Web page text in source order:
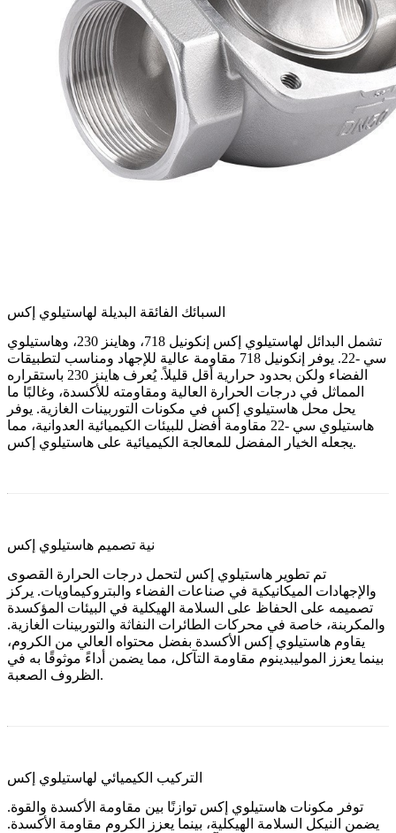
السبائك الفائقة البديلة لهاستيلوي إكس
تشمل البدائل لهاستيلوي إكس إنكونيل 718 ، وهاينز 230 ، وهاستيلوي
سي -22
. يوفر إنكونيل 718 مقاومة عالية للإجهاد ومناسب لتطبيقات
الفضاء ولكن بحدود حرارية أقل قليلاً. يُعرف هاينز 230 باستقراره
المماثل في درجات الحرارة العالية ومقاومته للأكسدة، وغالبًا ما
يحل محل هاستيلوي إكس في مكونات التوربينات الغازية. يوفر
هاستيلوي سي -22 مقاومة أفضل للبيئات الكيميائية العدوانية، مما
يجعله الخيار المفضل للمعالجة الكيميائية على هاستيلوي إكس.
نية تصميم هاستيلوي إكس
تم تطوير هاستيلوي إكس لتحمل درجات الحرارة القصوى
والإجهادات الميكانيكية في صناعات الفضاء والبتروكيماويات. يركز
تصميمه على الحفاظ على السلامة الهيكلية في البيئات المؤكسدة
والمكربنة، خاصة في محركات الطائرات النفاثة والتوربينات الغازية.
يقاوم هاستيلوي إكس الأكسدة بفضل محتواه العالي من الكروم،
بينما يعزز الموليبدينوم مقاومة التآكل، مما يضمن أداءً موثوقًا به في
الظروف الصعبة.
التركيب الكيميائي لهاستيلوي إكس
توفر مكونات هاستيلوي إكس توازنًا بين مقاومة الأكسدة والقوة.
يضمن النيكل السلامة الهيكلية، بينما يعزز الكروم مقاومة الأكسدة.